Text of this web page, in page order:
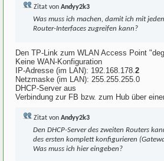
Zitat von Andyy2k3
Was muss ich machen, damit ich mit
Router-Interfaces zugreifen kann?
Den TP-Link zum WLAN Access Point
Keine WAN-Konfiguration
IP-Adresse (im LAN): 192.168.178.2
Netzmaske (im LAN): 255.255.255.0
DHCP-Server aus
Verbindung zur FB bzw. zum Hub über
Zitat von Andyy2k3
Den DHCP-Server des zweiten Routers
des ersten komplett konfigurieren
Was muss ich hier eingeben?